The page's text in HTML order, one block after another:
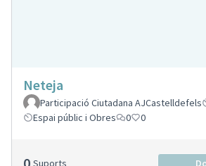
Neteja
Participació Ciutadana AJCastelldefels
Espai públic i Obres
0 0
Suports